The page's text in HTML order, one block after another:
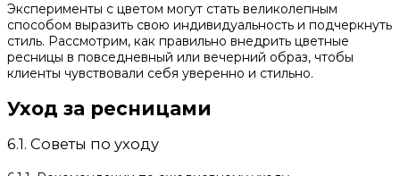
Эксперименты с цветом могут стать великолепным
способом выразить свою индивидуальность и подчеркнуть
стиль. Рассмотрим, как правильно внедрить цветные
ресницы в повседневный или вечерний образ, чтобы
клиенты чувствовали себя уверенно и стильно.
Уход за ресницами
6.1. Советы по уходу